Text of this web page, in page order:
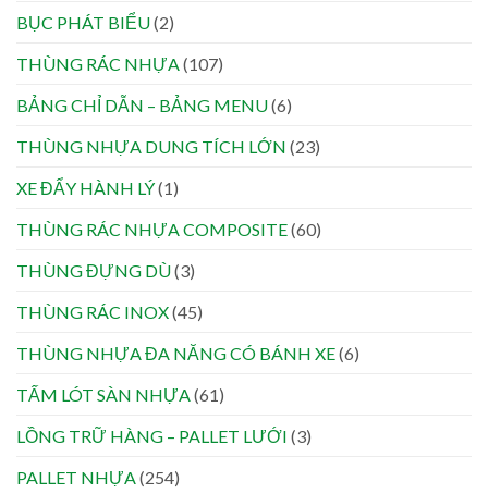
BỤC PHÁT BIỂU(2)
THÙNG RÁC NHỰA (107)
BẢNG CHỈ DẪN – BẢNG MENU(6)
THÙNG NHỰA DUNG TÍCH LỚN (23)
XE ĐẨY HÀNH LÝ(1)
THÙNG RÁC NHỰA COMPOSITE(60)
THÙNG ĐỰNG DÙ(3)
THÙNG RÁC INOX(45)
THÙNG NHỰA ĐA NĂNG CÓ BÁNH XE(6)
TẤM LÓT SÀN NHỰA (61)
LỒNG TRỮ HÀNG – PALLET LƯỚI (3)
PALLET NHỰA (254)